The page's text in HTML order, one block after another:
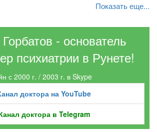
Показать еще...
- основатель
психиатрии в Рунете!
с 2000 г. / 2003 г. в Skype
доктора на YouTube
доктора в Telegram